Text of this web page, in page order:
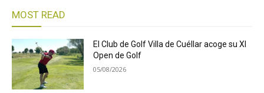
MOST READ
El Club de Golf Villa de Cuéllar acoge su XI
Open de Golf
05/08/2026